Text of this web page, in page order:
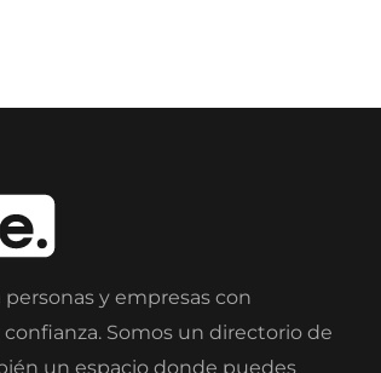
y empresas con
Somos un directorio de
un espacio donde puedes